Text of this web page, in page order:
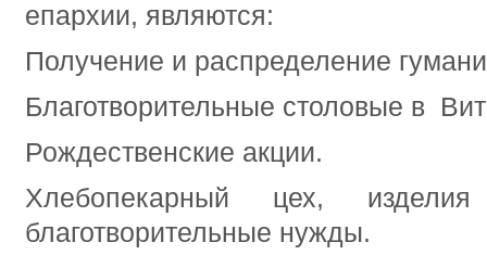
епархии, являются:
Получение и распределение
Благотворительные столовые в
Рождественские акции.
Хлебопекарный цех,
благотворительные нужды.